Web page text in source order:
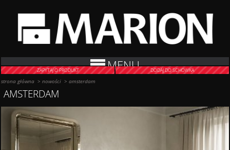
MENU
ZAPYTAJ O PRODUKT DODAJ DO SCHOWKA
strona główna >nowości >amsterdam
AMSTERDAM